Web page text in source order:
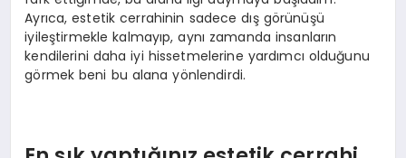
Ayrıca, estetik cerrahinin sadece dış görünüşü
iyileştirmekle kalmayıp, aynı zamanda insanların
kendilerini daha iyi hissetmelerine yardımcı olduğunu
görmek beni bu alana yönlendirdi.